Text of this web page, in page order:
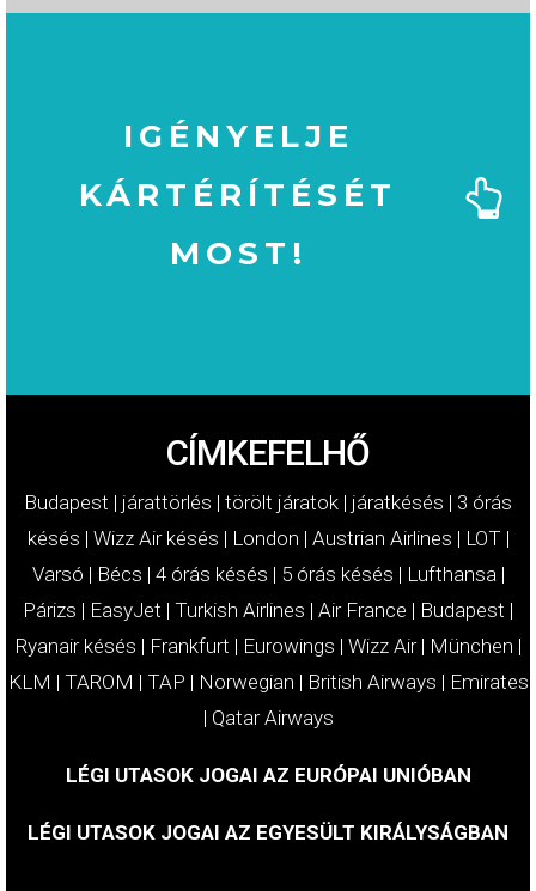
IGÉNYELJE
KÁRTÉRÍTÉSÉT
MOST!
CÍMKEFELHŐ
Budapest | járattörlés | törölt járatok | járatkésés | 3 órás
késés | Wizz Air késés | London | Austrian Airlines | LOT|
Varsó | Bécs | 4 órás késés | 5 órás késés | Lufthansa |
Párizs | EasyJet | Turkish Airlines | Air France | Budapest |
Ryanair késés | Frankfurt | Eurowings | Wizz Air| München |
KLM | TAROM | TAP | Norwegian | British Airways | Emirates
| Qatar Airways
LÉGI UTASOK JOGAI AZ EURÓPAI UNIÓBAN
LÉGI UTASOK JOGAI AZ EGYESÜLT KIRÁLYSÁGBAN